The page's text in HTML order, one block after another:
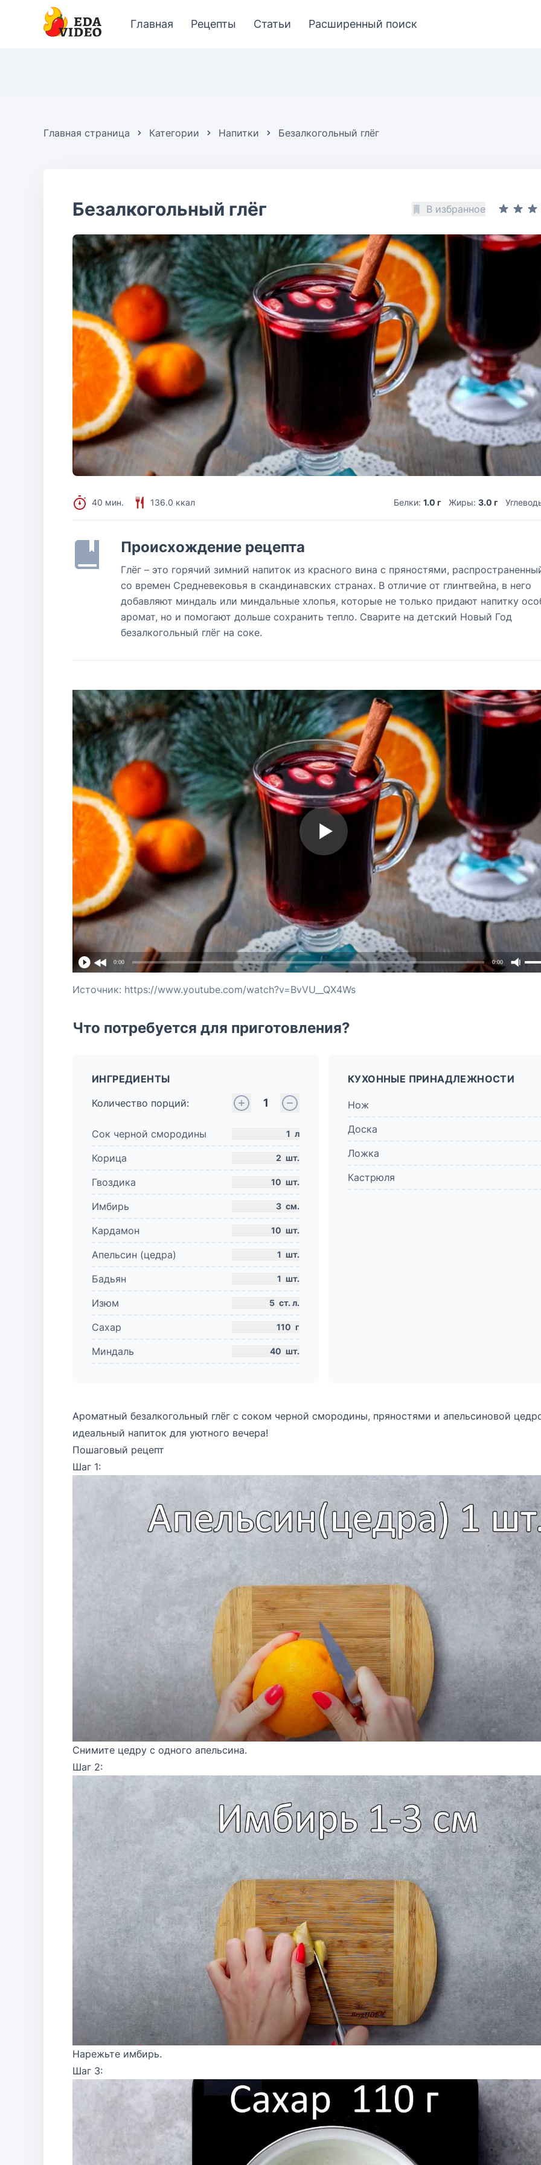
Главная Рецепты Статьи Расширенный поиск
Главная страница Категории Напитки Безалкогольный глёг
Безалкогольный глёг В избранное
40 мин. 136.0 ккал Белки: 1.0 г Жиры: 3.0 г
Происхождение рецепта
Глёг – это горячий зимний напиток из красного вина с пряностями,
со времен Средневековья в скандинавских странах. В отличие от глинтвейна, в него
добавляют миндаль или миндальные хлопья, которые не только придают напитку
аромат, но и помогают дольше сохранить тепло. Сварите на детский Новый Год
безалкогольный глёг на соке.
0:00 0:00
Источник: https://www.youtube.com/watch?v=BvVU__QX4Ws
Что потребуется для приготовления?
ИНГРЕДИЕНТЫ
Количество порций:
1
Сок черной смородины 1 л
Корица 2 шт.
Гвоздика 10 шт.
Имбирь 3 см.
Кардамон 10 шт.
Апельсин (цедра) 1 шт.
Бадьян 1 шт.
Изюм 5 ст. л.
Сахар 110 г
Миндаль 40 шт.
КУХОННЫЕ ПРИНАДЛЕЖНОСТИ
Нож
Доска
Ложка
Кастрюля
Ароматный безалкогольный глёг с соком черной смородины, пряностями и апельсиновой
идеальный напиток для уютного вечера!
Пошаговый рецепт
Шаг 1:
Снимите цедру с одного апельсина.
Шаг 2:
Нарежьте имбирь.
Шаг 3: